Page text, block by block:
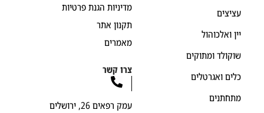
ואלכוהול
ומתוקים
ואגרטלים
מדיניות הגנת פרטיות
תקנון אתר
צרו קשר
עמק רפאים 26, ירושלים